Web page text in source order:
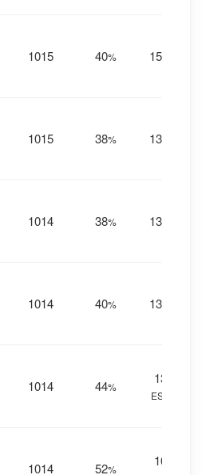
1015 40% 15
1015 38% 13
1014 38% 13
1014 40% 13
1014 44%
13
ESE
1014 52%
10